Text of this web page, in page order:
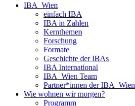
IBA_Wien
einfach IBA
IBA in Zahlen
Kernthemen
Forschung
Formate
Geschichte der IBAs
IBA International
IBA_Wien Team
Partner*innen der IBA_Wien
Wie wohnen wir morgen?
Programm